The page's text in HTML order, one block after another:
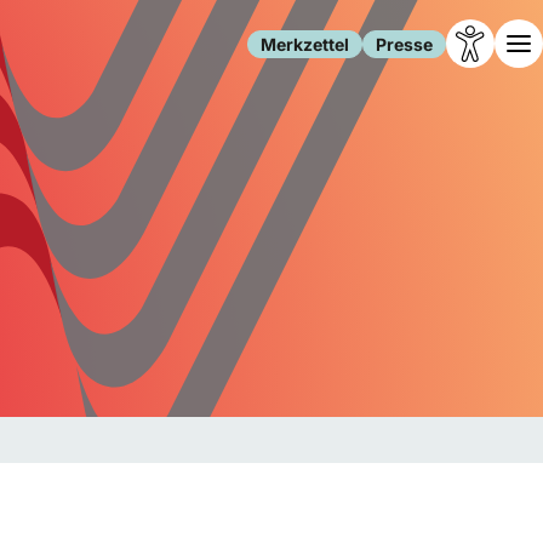
Merkzettel Presse
Leben
Familie
Freizeit
Gesundheit
Internet
Gesellschaft
Forschung
Migration
Polizei